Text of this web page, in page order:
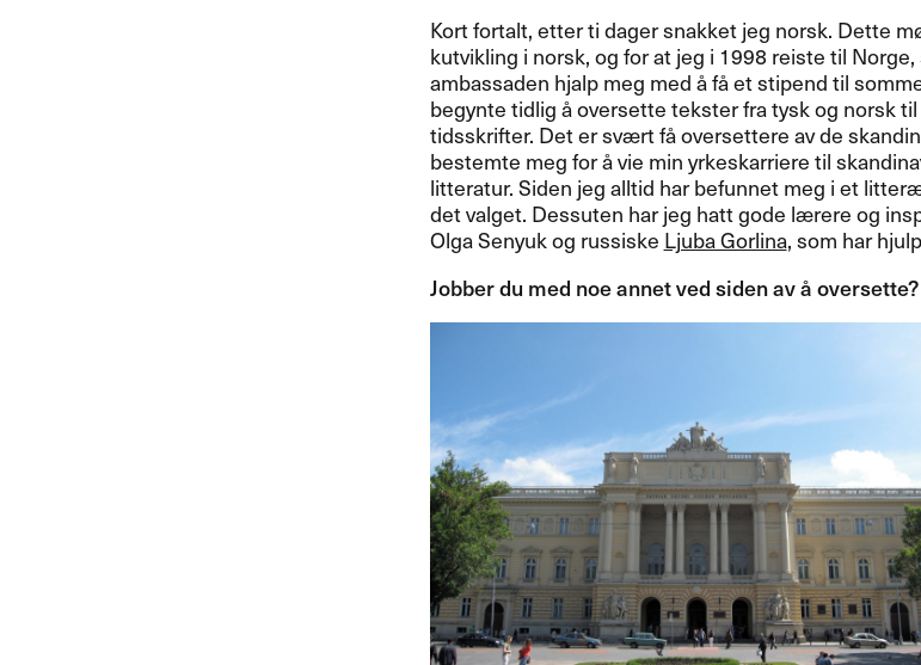
Kort fortalt, etter ti dager snakket jeg norsk. Dette
kutvikling i norsk, og for at jeg i 1998 reiste til
ambassaden hjalp meg med ​å f​å et stipend til
begynte tidlig ​å oversette tekster fra tysk og norsk
tidsskrifter. Det er sv​æ​rt f​å oversettere av de
bestemte meg for ​å vie min yrkeskarriere til
litteratur. Siden jeg alltid har befunnet meg i et
det valget. Dessuten har jeg hatt gode l​æ​rere og
Olga Senyuk og russiske Ljuba Gorlina, som har
Jobber du med noe annet ved siden av ​å oversette?​​